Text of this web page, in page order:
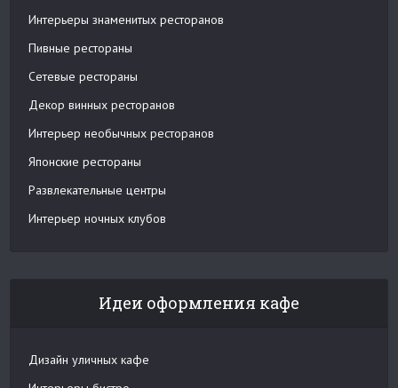
Интерьеры знаменитых ресторанов
Пивные рестораны
Сетевые рестораны
Декор винных ресторанов
Интерьер необычных ресторанов
Японские рестораны
Развлекательные центры
Интерьер ночных клубов
Идеи оформления кафе
Дизайн уличных кафе